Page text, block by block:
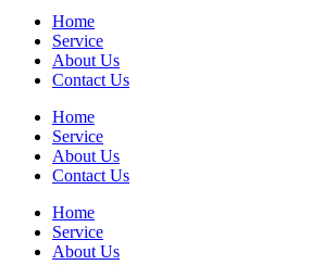
Home
Service
About Us
Contact Us
Home
Service
About Us
Contact Us
Home
Service
About Us